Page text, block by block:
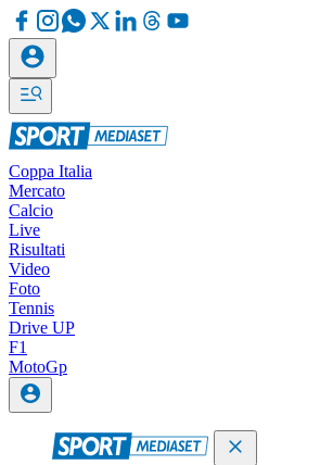
Coppa Italia
Mercato
Calcio
Live
Risultati
Video
Foto
Tennis
Drive UP
F1
MotoGp